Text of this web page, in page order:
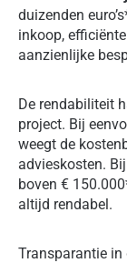
duizenden
inkoop,
aanzienlijke
De rendabiliteit
project. Bij
weegt de
advieskosten.
boven €
altijd rendabel.
Transparantie in